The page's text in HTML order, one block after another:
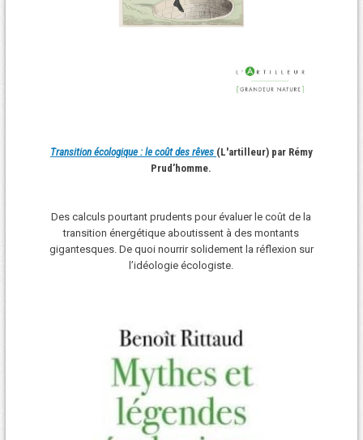
Transition écologique : le coût des rêves (L'artilleur) par Rémy
Prud’homme.
Des calculs pourtant prudents pour évaluer le coût de la
transition énergétique aboutissent à des montants
gigantesques. De quoi nourrir solidement la réflexion sur
l’idéologie écologiste.